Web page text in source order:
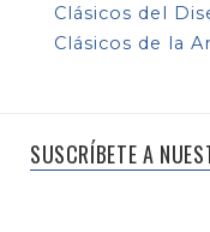
Clásicos del
Clásicos de la
SUSCRÍBETE A